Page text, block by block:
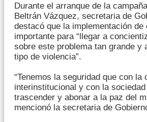
Durante el arranque de la
Beltrán Vázquez, secretaria de
destacó que la implementación de
importante para “llegar a
sobre este problema tan grande y
tipo de violencia”.
“Tenemos la seguridad que con la
interinstitucional y con la
trascender y abonar a la paz del
mencionó la secretaria de